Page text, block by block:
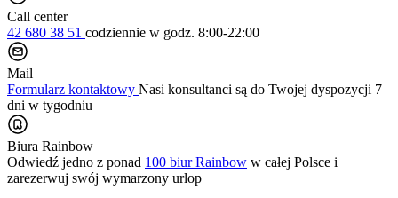
Call center
42 680 38 51 codziennie w godz. 8:00-22:00
Mail
Formularz kontaktowy Nasi konsultanci są do Twojej dyspozycji 7
dni w tygodniu
Biura Rainbow
Odwiedź jedno z ponad 100 biur Rainbow w całej Polsce i
zarezerwuj swój wymarzony urlop